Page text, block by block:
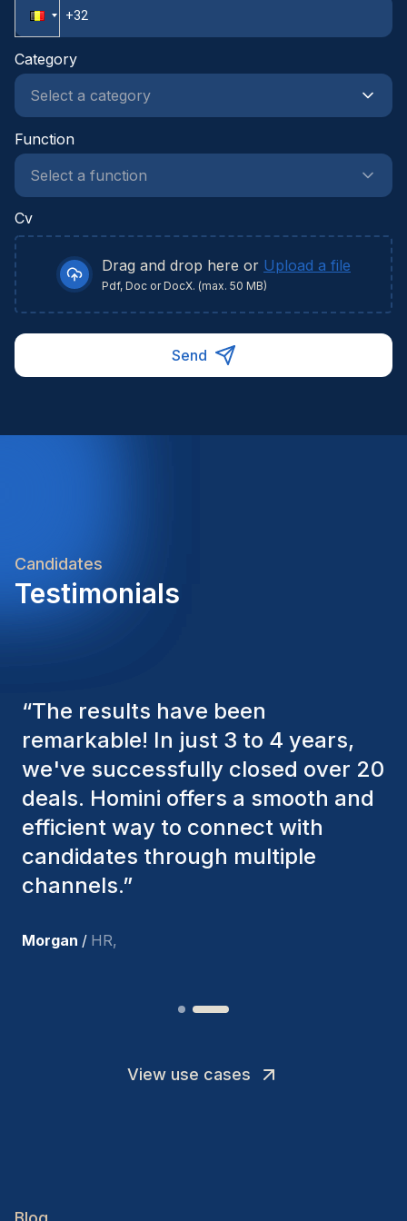
Category
Function
Cv
Drag and drop here or Upload a file
Pdf, Doc or DocX. (max. 50 MB)
Send
Candidates
Testimonials
“The Homini consultants have
consistently considered various
factors to ensure they present the
best candidates. The individuals
we've hired are still with us, and
I’m truly pleased with the new
team members.
Joakin / Deputy-AMLCO
View use cases